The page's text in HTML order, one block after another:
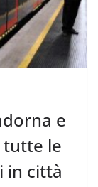
e
tutte le
in città